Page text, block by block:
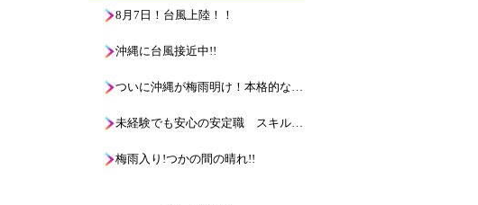
8月7日！台風上陸！！
沖縄に台風接近中!!
ついに沖縄が梅雨明け！本格的な夏到来と、これからのボーリング現場の熱い戦い
未経験でも安心の安定職 スキルアップ！地層の魅力と基礎知識を解説
梅雨入り!つかの間の晴れ!!